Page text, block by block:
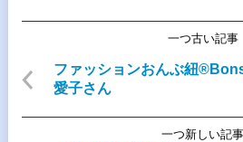
一つ古い記事
ファッションおんぶ紐
愛子さん
一つ新しい記事